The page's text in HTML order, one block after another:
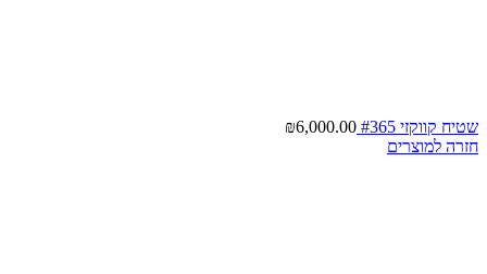
שטיח קווקזי #365 ₪6,000.00
חזרה למוצרים